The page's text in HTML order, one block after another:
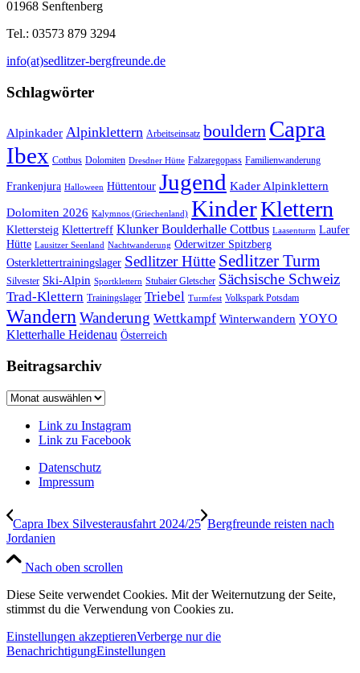
01968 Senftenberg
Tel.: 03573 879 3294
info(at)sedlitzer-bergfreunde.de
Schlagwörter
Alpinkader Alpinklettern Arbeitseinsatz bouldern Capra
Ibex Cottbus Dolomiten Dresdner Hütte Falzaregopass Familienwanderung
Frankenjura Halloween Hüttentour Jugend Kader Alpinklettern
Dolomiten 2026 Kalymnos (Griechenland) KinderKlettern
Klettersteig Klettertreff Klunker Boulderhalle Cottbus Laasenturm Laufer
Hütte Lausitzer Seenland Nachtwanderung Oderwitzer Spitzberg
Osterklettertrainingslager Sedlitzer Hütte Sedlitzer Turm
Silvester Ski-Alpin Sportklettern Stubaier Gletscher Sächsische Schweiz
Trad-Klettern Trainingslager Triebel Turmfest Volkspark Potsdam
Wandern Wanderung Wettkampf Winterwandern YOYO
Kletterhalle Heidenau Österreich
Beitragsarchiv
Beitragsarchiv
Link zu Instagram
Link zu Facebook
Datenschutz
Impressum
Capra Ibex Silvesterausfahrt 2024/25 Bergfreunde reisten nach
Jordanien
Nach oben scrollen
Diese Seite verwendet Cookies. Mit der Weiternutzung der Seite,
stimmst du die Verwendung von Cookies zu.
Einstellungen akzeptierenVerberge nur die
BenachrichtigungEinstellungen